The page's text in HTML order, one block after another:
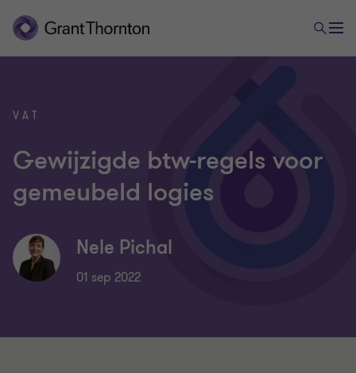
VAT
Gewijzigde btw-regels voor
gemeubeld logies
Nele Pichal
01 sep 2022